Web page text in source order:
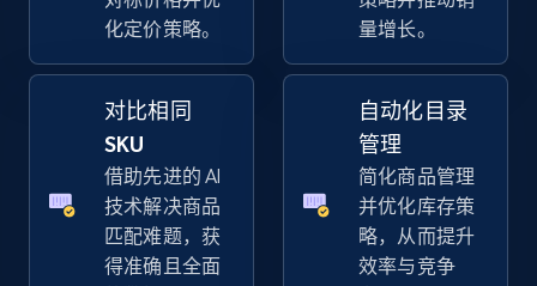
化定价策略。
量增长。
对比相同
SKU
借助先进的 AI
技术解决商品
匹配难题，获
得准确且全面
自动化目录
管理
简化商品管理
并优化库存策
略，从而提升
效率与竞争